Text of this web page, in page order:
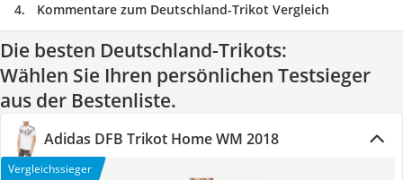
Kommentare zum Deutschland-Trikot Vergleich
Die besten Deutschland-Trikots:
Wählen Sie Ihren persönlichen Testsieger
aus der Bestenliste.
Adidas DFB Trikot Home WM 2018
Vergleichssieger